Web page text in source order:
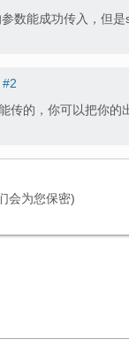
数能成功传入，但
#2
传的，你可以把你的
会为您保密)